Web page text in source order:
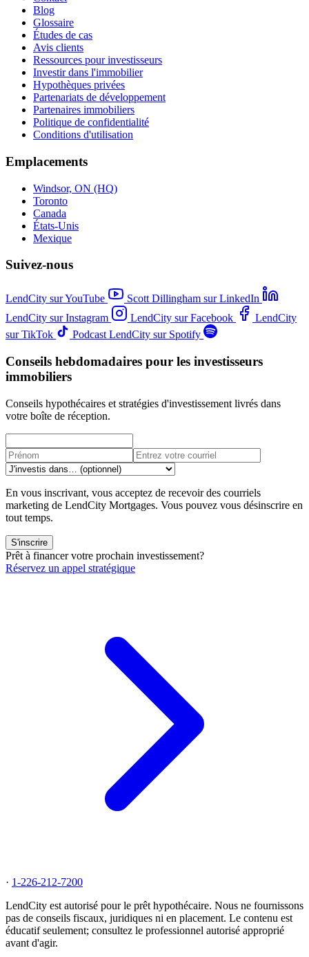
Blog
Glossaire
Études de cas
Avis clients
Ressources pour investisseurs
Investir dans l'immobilier
Hypothèques privées
Partenariats de développement
Partenaires immobiliers
Politique de confidentialité
Conditions d'utilisation
Emplacements
Windsor, ON (HQ)
Toronto
Canada
États-Unis
Mexique
Suivez-nous
LendCity sur YouTube
Scott Dillingham sur LinkedIn
LendCity sur Instagram
LendCity sur Facebook
LendCity
sur TikTok
Podcast LendCity sur Spotify
Conseils hebdomadaires pour les investisseurs
immobiliers
Conseils hypothécaires et stratégies d'investissement livrés dans
votre boîte de réception.
En vous inscrivant, vous acceptez de recevoir des courriels
marketing de LendCity Mortgages. Vous pouvez vous désinscrire en
tout temps.
S'inscrire
Prêt à financer votre prochain investissement?
Réservez un appel stratégique
· 1-226-212-7200
LendCity est autorisé pour le prêt hypothécaire. Nous ne fournissons
pas de conseils fiscaux, juridiques ni en placement. Le contenu est
éducatif seulement; consultez le professionnel autorisé approprié
avant d'agir.